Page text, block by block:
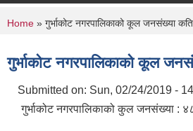
You are here
Home » गुर्भाकोट नगरपालिकाको कूल जनसंख्या
गुर्भाकोट नगरपालिकाको कूल
Submitted on: Sun, 02/24/2019 -
गुर्भाकोट नगरपालिकाको कुल जनसंख्या :